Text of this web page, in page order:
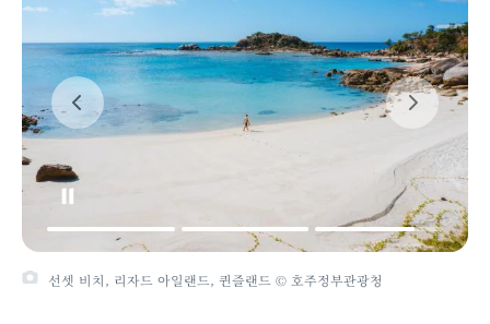
선셋 비치, 리자드 아일랜드, 퀸즐랜드 © 호주정부관광청